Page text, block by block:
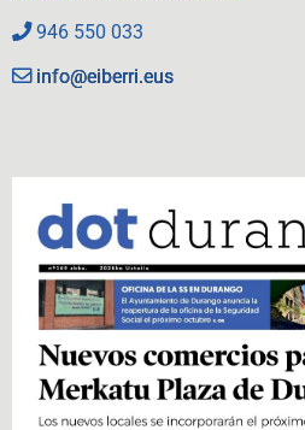
946 550 033
info@eiberri.eus